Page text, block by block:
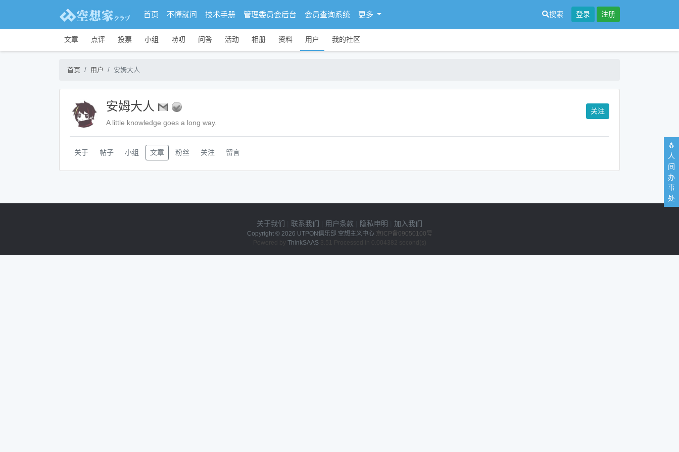
首页 不懂就问 技术手册 管理委员会后台 会员查询系统 更多 搜索 登录 注册
文章 点评 投票 小组 唠叨 问答 活动 相册 资料 用户 我的社区
首页 用户 安姆大人
安姆大人
A little knowledge goes a long way.
关注
关于 帖子 小组 文章 粉丝 关注 留言
关于我们 联系我们 用户条款 隐私申明 加入我们
Copyright © 2026 UTPON俱乐部 空想主义中心 京ICP备09050100号
Powered by ThinkSAAS3.51 Processed in 0.004382 second(s)
🐧
人
间
办
事
处